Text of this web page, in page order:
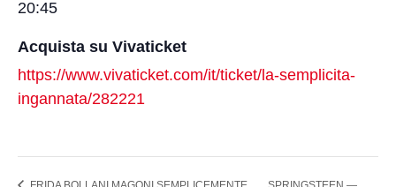
20:45
Acquista su Vivaticket
https://www.vivaticket.com/it/ticket/la-semplicita-
ingannata/282221